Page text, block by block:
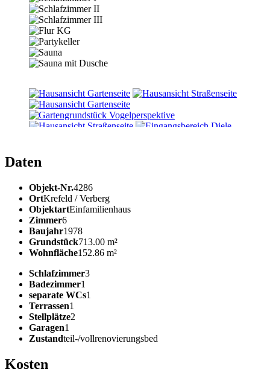
Daten
Objekt-Nr.4286
OrtKrefeld / Verberg
ObjektartEinfamilienhaus
Zimmer6
Baujahr1978
Grundstück713.00 m²
Wohnfläche152.86 m²
Schlafzimmer3
Badezimmer1
separate WCs1
Terrassen1
Stellplätze2
Garagen1
Zustandteil-/vollrenovierungsbed
Kosten